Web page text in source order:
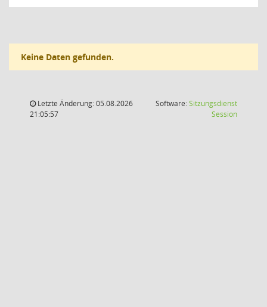
Keine Daten gefunden.
Letzte Änderung: 05.08.2026
21:05:57
Software:Sitzungsdienst
Session(Wird in